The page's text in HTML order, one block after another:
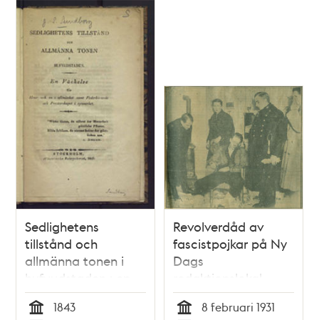
Sedlighetens
tillstånd och
allmänna tonen i
hufvudstaden : en
väckelse för hvar
och en i allmänhet
1843
Revolverdåd av
fascistpojkar på Ny
Dags
redaktionslokal.
Sillén skulle slås i
bojor8 februari 1931